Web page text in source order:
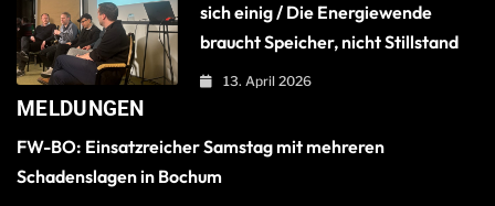
sich einig / Die Energiewende
braucht Speicher, nicht Stillstand
13. April 2026
MELDUNGEN
FW-BO: Einsatzreicher Samstag mit mehreren
Schadenslagen in Bochum